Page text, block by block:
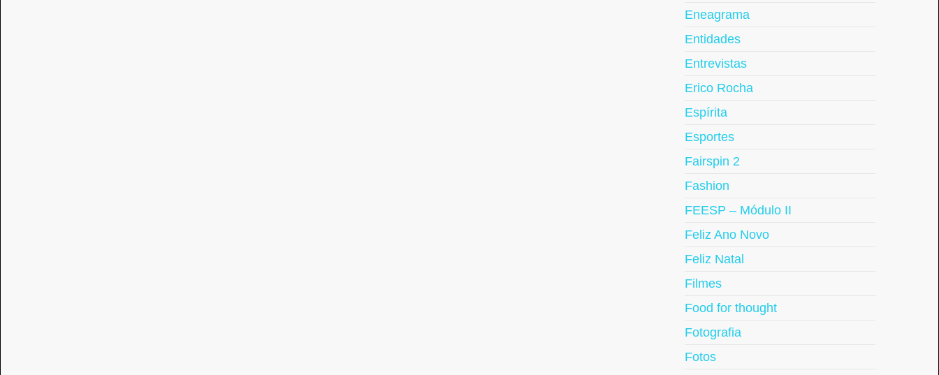
Eneagrama
Entidades
Entrevistas
Erico Rocha
Espírita
Esportes
Fairspin 2
Fashion
FEESP – Módulo II
Feliz Ano Novo
Feliz Natal
Filmes
Food for thought
Fotografia
Fotos